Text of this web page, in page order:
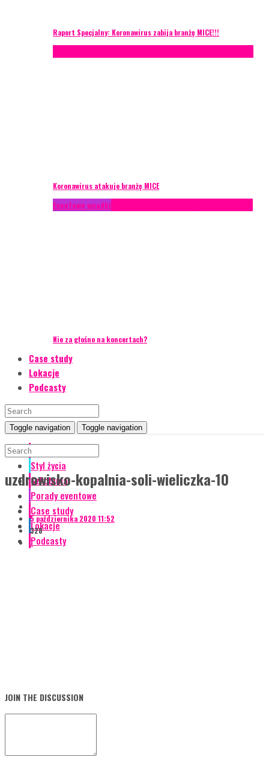
Raport Specjalny: Koronawirus zabija branżę MICE!!!
Koronawirus atakuje branżę MICE
Eventowe wpadki
Nie za głośno na koncertach?
Case study
Lokacje
Podcasty
Toggle navigation Toggle navigation
Event Talks
Styl życia
Szkolenia
Porady eventowe
Case study
Lokacje
Podcasty
uzdrowisko-kopalnia-soli-wieliczka-10
5 października 2020 11:52
328
0
JOIN THE DISCUSSION